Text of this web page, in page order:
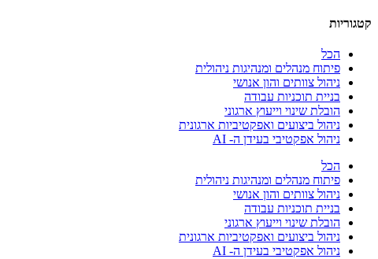
קטגוריות
הכל
פיתוח מנהלים ומנהיגות ניהולית
ניהול צוותים והון אנושי
בניית תוכניות עבודה
הובלת שינוי וייעוץ ארגוני
ניהול ביצועים ואפקטיביות ארגונית
ניהול אפקטיבי בעידן ה- AI
הכל
פיתוח מנהלים ומנהיגות ניהולית
ניהול צוותים והון אנושי
בניית תוכניות עבודה
הובלת שינוי וייעוץ ארגוני
ניהול ביצועים ואפקטיביות ארגונית
ניהול אפקטיבי בעידן ה- AI